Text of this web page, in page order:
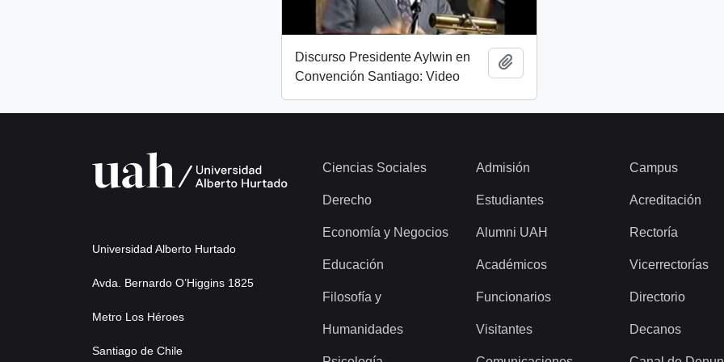
Discurso Presidente Aylwin en
Convención Santiago: Video
Universidad Alberto Hurtado
Avda. Bernardo O’Higgins 1825
Metro Los Héroes
Santiago de Chile
Ciencias Sociales
Derecho
Economía y Negocios
Educación
Filosofía y
Humanidades
Admisión
Estudiantes
Alumni UAH
Académicos
Funcionarios
Visitantes
Campus
Acreditación
Rectoría
Vicerrectorías
Directorio
Decanos